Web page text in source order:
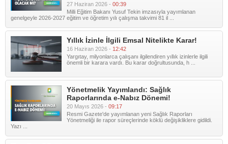
27 Haziran 2026 - 00:39
Milli Eğitim Bakanı Yusuf Tekin imzasıyla yayımlanan
genelgeyle 2026-2027 eğitim ve öğretim yılı çalışma takvimi 81 il ...
Yıllık İzinle İlgili Emsal Nitelikte Karar!
16 Haziran 2026 - 12:42
Yargıtay, milyonlarca çalışanı ilgilendiren yıllık izinlerle ilgili
önemli bir karara vardı. Bu karar doğrultusunda, h ...
Yönetmelik Yayımlandı: Sağlık
Raporlarında e-Nabız Dönemi!
20 Mayıs 2026 - 09:17
Resmi Gazete'de yayımlanan yeni Sağlık Raporları
Yönetmeliği ile rapor süreçlerinde köklü değişikliklere gidildi.
Yazı ...